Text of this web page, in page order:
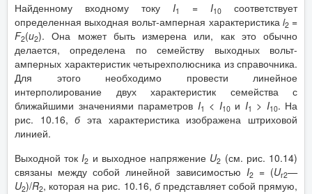
Найденному входному току I1 = I10
соответствует
определенная выходная вольт-амперная характеристика i2=
F2(u2). Она может быть измерена или, как это обычно
делается, определена по семейству выходных вольт-
амперных характеристик четырехполюсника из справочника.
Для этого необходимо провести линейное
интерполирование двух характеристик семейства с
ближайшими значениями параметров I1 < I10и I1 > I10. На
рис. 10.16,бэта характеристика изображена штриховой
линией.
Выходной токI2 и выходное напряжение U2 (см. рис. 10.14)
связаны между собой линейной зависимостью I2= (Uг2—
U2)/R2, которая на рис. 10.16, бпредставляет собой прямую,